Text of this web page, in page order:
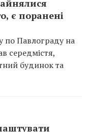
є поранені
по Павлограду на
середмістя,
будинок та